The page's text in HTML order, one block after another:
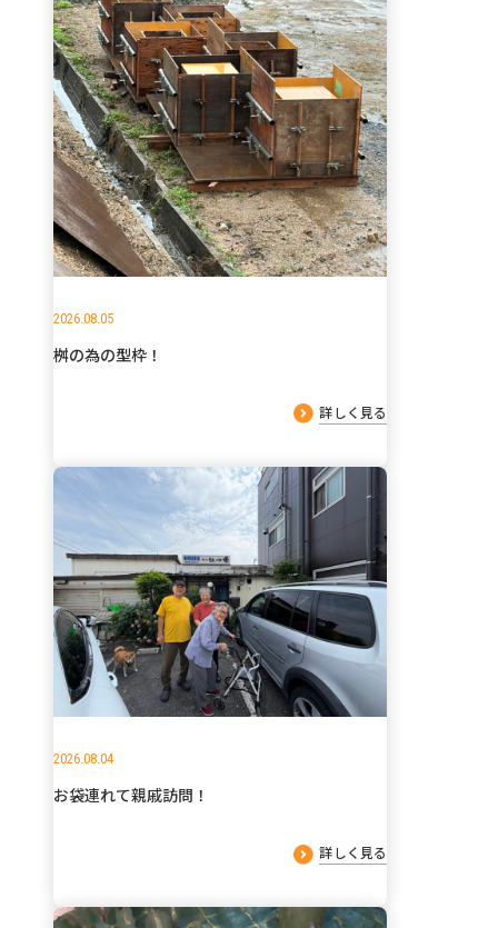
2026.08.05
桝の為の型枠！
詳しく見る
2026.08.04
お袋連れて親戚訪問！
詳しく見る